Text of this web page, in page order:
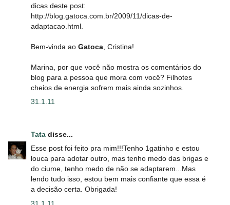
dicas deste post:
http://blog.gatoca.com.br/2009/11/dicas-de-
adaptacao.html.
Bem-vinda ao Gatoca , Cristina!
Marina, por que você não mostra os comentários do
blog para a pessoa que mora com você? Filhotes
cheios de energia sofrem mais ainda sozinhos.
31.1.11
Tata disse...
Esse post foi feito pra mim!!!Tenho 1gatinho e estou
louca para adotar outro, mas tenho medo das brigas e
do ciume, tenho medo de não se adaptarem...Mas
lendo tudo isso, estou bem mais confiante que essa é
a decisão certa. Obrigada!
31.1.11